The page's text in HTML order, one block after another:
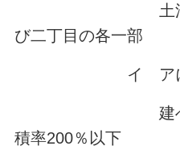
土浦市神立
び二丁目の各一部
イ アに係る
建ぺい率
積率200％以下